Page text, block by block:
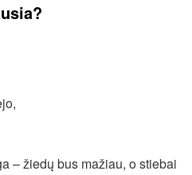
– žiedų bus mažiau, o stiebai